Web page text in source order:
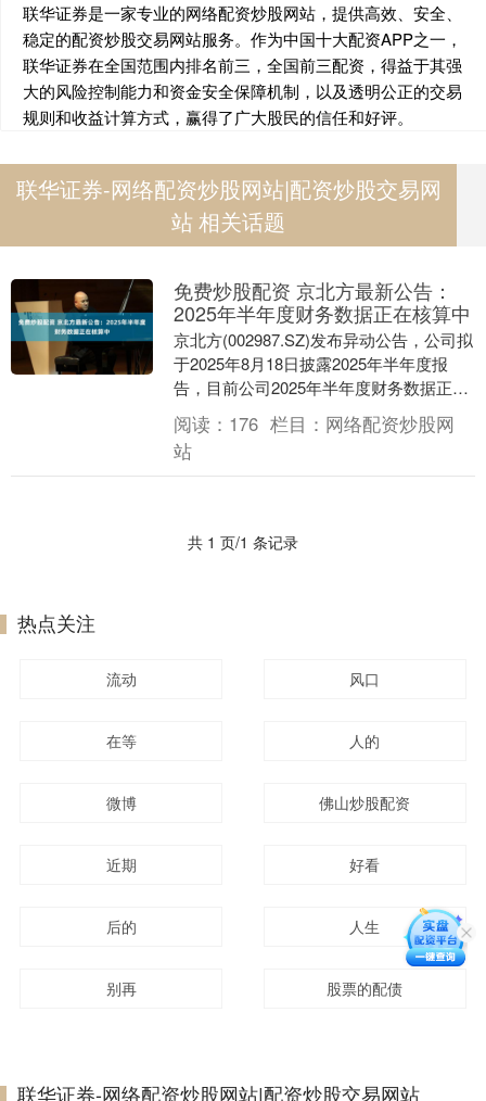
联华证券是一家专业的网络配资炒股网站，提供高效、安全、
稳定的配资炒股交易网站服务。作为中国十大配资APP之一，
联华证券在全国范围内排名前三，全国前三配资，得益于其强
大的风险控制能力和资金安全保障机制，以及透明公正的交易
规则和收益计算方式，赢得了广大股民的信任和好评。
联华证券-网络配资炒股网站|配资炒股交易网
站 相关话题
免费炒股配资 京北方最新公告：
2025年半年度财务数据正在核算中
京北方(002987.SZ)发布异动公告，公司拟
于2025年8月18日披露2025年半年度报
告，目前公司2025年半年度财务数据正在
核算中，如经公司财务部门初步....
阅读： 176 栏目： 网络配资炒股网
站
共 1 页/1 条记录
热点关注
流动 风口
在等 人的
微博 佛山炒股配资
近期 好看
后的 人生
别再 股票的配债
联华证券-网络配资炒股网站|配资炒股交易网站